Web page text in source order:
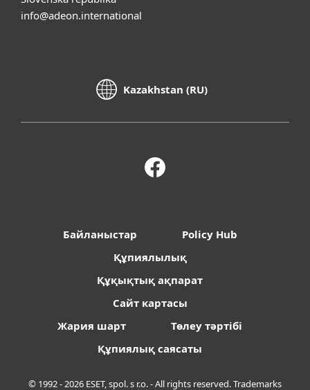
info@adeon.international
Kazakhstan (RU)
Байланыстар
Policy Hub
Құпиялылық
Құқықтық ақпарат
Сайт картасы
Жария шарт
Төлеу тәртібі
Құпиялық саясаты
© 1992 - 2026 ESET, spol. s r.o. - All rights reserved. Trademarks